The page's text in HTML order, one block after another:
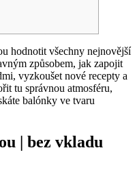
hodnotit všechny nejnovější
způsobem, jak zapojit
vyzkoušet nové recepty a
tu správnou atmosféru,
balónky ve tvaru
| bez vkladu